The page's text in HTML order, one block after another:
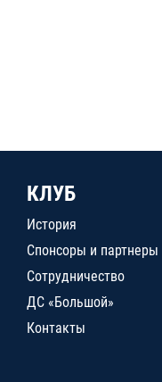
КЛУБ
История
Спонсоры и партнеры
Сотрудничество
ДС «Большой»
Контакты